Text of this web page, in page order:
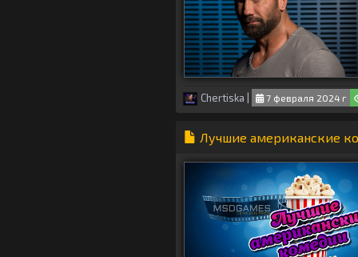
Chertiska 7 февраля 2024 г
Лучшие американские